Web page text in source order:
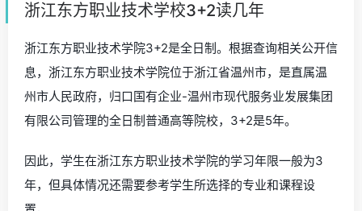
浙江东方职业技术学校3+2读几年
浙江东方职业技术学院3+2是全日制。根据查询相关公开信
息，浙江东方职业技术学院位于浙江省温州市，是直属温
州市人民政府，归口国有企业-温州市现代服务业发展集团
有限公司管理的全日制普通高等院校，3+2是5年。
因此，学生在浙江东方职业技术学院的学习年限一般为3
年，但具体情况还需要参考学生所选择的专业和课程设